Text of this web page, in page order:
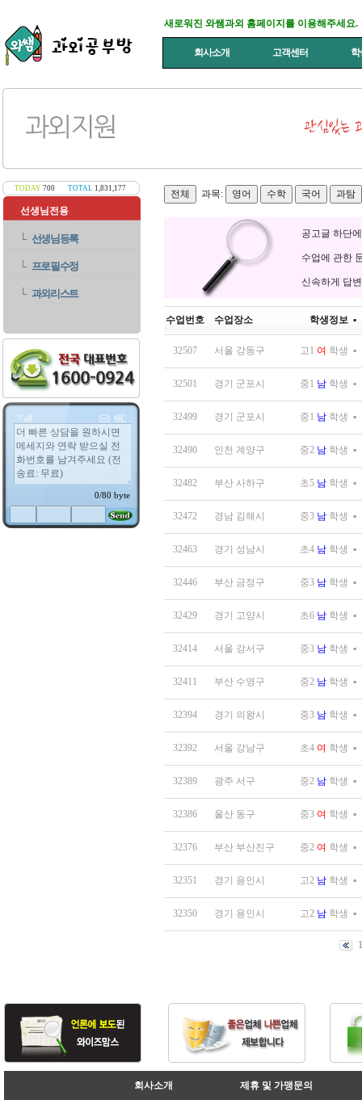
새로워진 와쌤과외 홈페이지를 이용해주세요.
회사소개 고객센터
과목:
공고글 하단
수업에 관한
신속하게 답
수업번호 수업장소 학생정보 ▪
32507 서울 강동구 고1 여 학생 ▪
32501 경기 군포시 중1 남 학생 ▪
32499 경기 군포시 중1 남 학생 ▪
32490 인천 계양구 중2 남 학생 ▪
32482 부산 사하구 초5 남 학생 ▪
32472 경남 김해시 중3 남 학생 ▪
32463 경기 성남시 초4 남 학생 ▪
32446 부산 금정구 중3 남 학생 ▪
32429 경기 고양시 초6 남 학생 ▪
32414 서울 강서구 중3 남 학생 ▪
32411 부산 수영구 중2 남 학생 ▪
32394 경기 의왕시 중3 남 학생 ▪
32392 서울 강남구 초4 여 학생 ▪
32389 광주 서구 중2 남 학생 ▪
32386 울산 동구 중3 여 학생 ▪
32376 부산 부산진구 중2 여 학생 ▪
32351 경기 용인시 고2 남 학생 ▪
32350 경기 용인시 고2 남 학생 ▪
1
TODAY 700 TOTAL 1,831,177
선생님전용
└ 선생님등록
└ 프로필수정
└ 과외리스트
회사소개 제휴 및 가맹문의